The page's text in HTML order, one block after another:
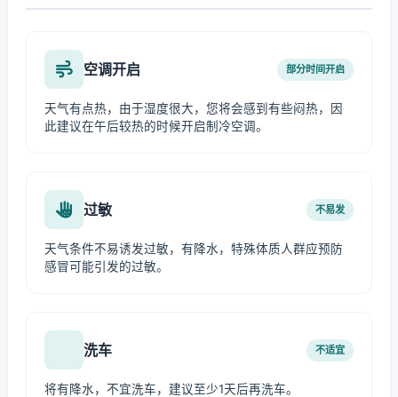
空调开启 部分时间开启
天气有点热，由于湿度很大，您将会感到有些闷热，因
此建议在午后较热的时候开启制冷空调。
过敏 不易发
天气条件不易诱发过敏，有降水，特殊体质人群应预防
感冒可能引发的过敏。
洗车 不适宜
将有降水，不宜洗车，建议至少1天后再洗车。